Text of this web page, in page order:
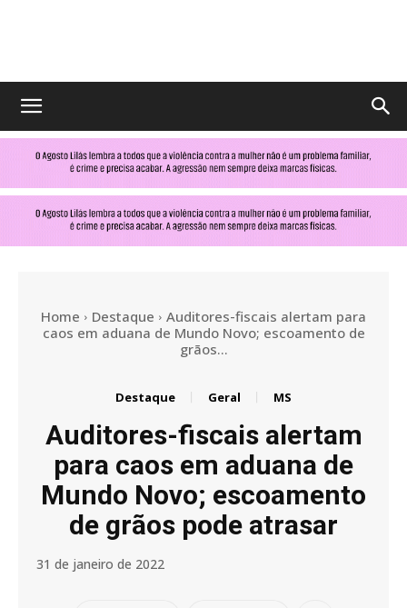
No
Olhar
MS
Home Destaque
Auditores-fiscais alertam para
caos em aduana de Mundo Novo; escoamento de
grãos...
Destaque Geral MS
Auditores-fiscais alertam
para caos em aduana de
Mundo Novo; escoamento
de grãos pode atrasar
31 de janeiro de 2022